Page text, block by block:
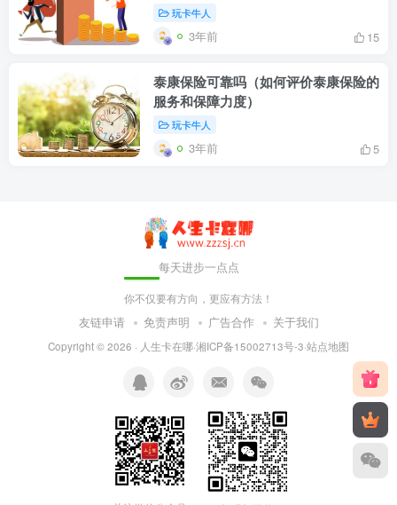
玩卡牛人
3年前 15
泰康保险可靠吗（如何评价泰康保险的
服务和保障力度）
玩卡牛人
3年前 5
每天进步一点点
你不仅要有方向，更应有方法！
友链申请 免责声明 广告合作 关于我们
Copyright © 2026 · 人生卡在哪·湘ICP备15002713号-3·站点地图